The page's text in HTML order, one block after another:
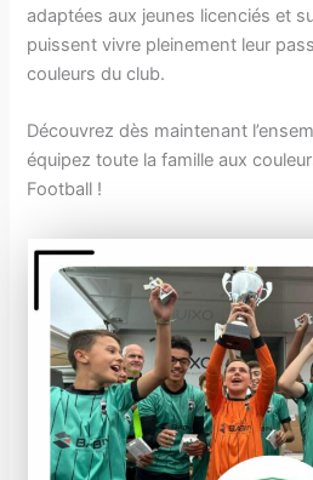
adaptées aux jeunes licenciés et
puissent vivre pleinement leur
couleurs du club.
Découvrez dès maintenant
équipez toute la famille aux
Football !